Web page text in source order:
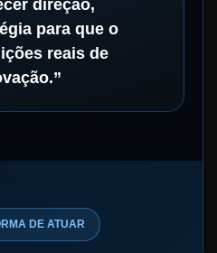
direção,
para que o
reais de
DE ATUAR